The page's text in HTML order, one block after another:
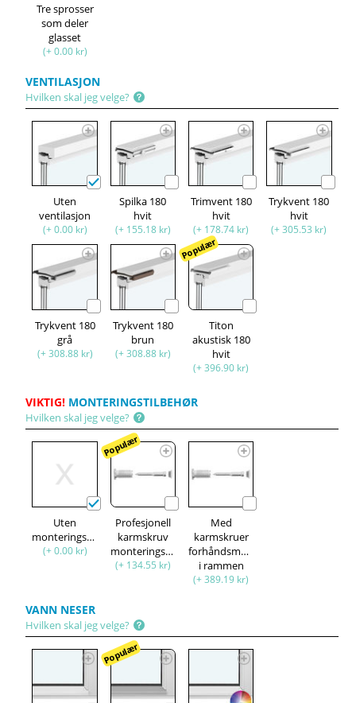
Tre sprosser
som deler
glasset
(+ 0.00 kr)
VENTILASJON
Hvilken skal jeg velge?
Uten
ventilasjon
(+ 0.00 kr)
Spilka 180
hvit
(+ 155.18 kr)
Trimvent 180
hvit
(+ 178.74 kr)
Trykvent 180
hvit
(+ 305.53 kr)
Trykvent 180
grå
(+ 308.88 kr)
Trykvent 180
brun
(+ 308.88 kr)
Populær
Titon
akustisk 180
hvit
(+ 396.90 kr)
VIKTIG! MONTERINGSTILBEHØR
Hvilken skal jeg velge?
Uten
monteringssett
(+ 0.00 kr)
Populær
Profesjonell
karmskruv
monteringssett
(+ 134.55 kr)
Med
karmskruer
forhåndsmontert
i rammen
(+ 389.19 kr)
VANN NESER
Hvilken skal jeg velge?
Populær